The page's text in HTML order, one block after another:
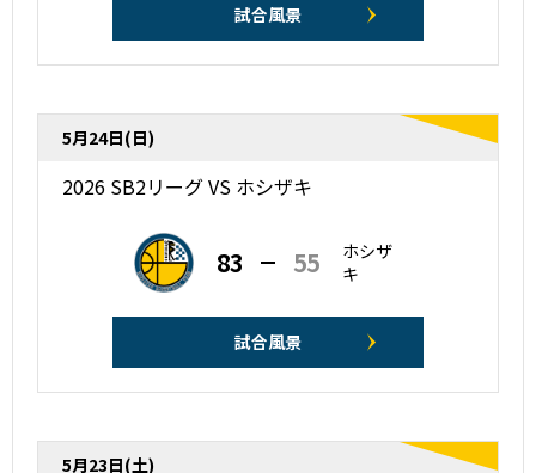
試合風景
5月24日(日)
2026 SB2リーグ VS ホシザキ
83 55
ホシザ
キ
試合風景
5月23日(土)